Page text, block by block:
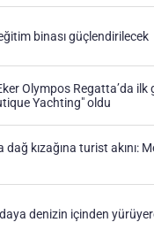
binası güçlendirilecek
Olympos Regatta’da ilk
Yachting" oldu
dağ kızağına turist akını:
denizin içinden